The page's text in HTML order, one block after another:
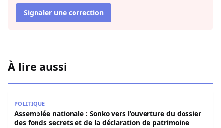
Signaler une correction
À lire aussi
POLITIQUE
Assemblée nationale : Sonko vers l’ouverture du dossier
des fonds secrets et de la déclaration de patrimoine